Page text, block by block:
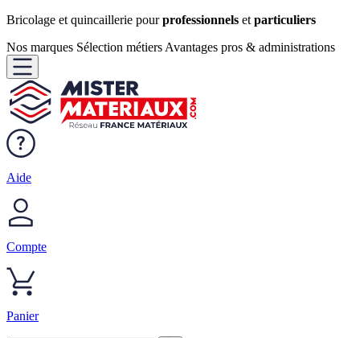
Bricolage et quincaillerie pourprofessionnels et particuliers
Nos marques Sélection métiers Avantages pros & administrations
Aide
Compte
Panier